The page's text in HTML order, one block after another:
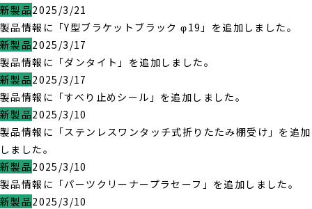
新製品2025/3/21
製品情報に「Y型ブラケットブラック φ19」を追加しました。
新製品2025/3/17
製品情報に「ダンタイト」を追加しました。
新製品2025/3/17
製品情報に「すべり止めシール」を追加しました。
新製品2025/3/10
製品情報に「ステンレスワンタッチ式折りたたみ棚受け」を追加
しました。
新製品2025/3/10
製品情報に「パーツクリーナープラセーフ」を追加しました。
新製品2025/3/10